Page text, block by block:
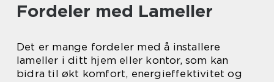
Fordeler med Lameller
Det er mange fordeler med å installere
lameller i ditt hjem eller kontor, som kan
bidra til økt komfort, energieffektivitet og